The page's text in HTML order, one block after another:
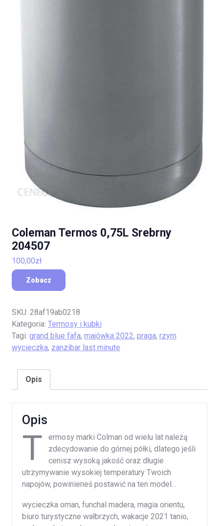
Coleman Termos 0,75L Srebrny
204507
100,00zł
Zobacz
SKU: 28af19ab0218
Kategoria: Termosy i kubki
Tagi: grand blue fafa, majówka 2022, praga, rzym
wycieczka, zanzibar last minute
Opis
Opis
T
ermosy marki Colman od wielu lat należą
zdecydowanie do górnej półki, dlatego jeśli
cenisz wysoką jakość oraz długie
utrzymywanie wysokiej temperatury Twoich
napojów, powinieneś postawić na ten model…
wycieczka oman, funchal madera, magia orientu,
biuro turystyczne wałbrzych, wakacje 2021 tanio,